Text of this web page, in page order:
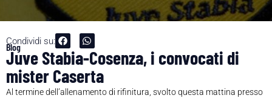
Condividi su:
Blog
Juve Stabia-Cosenza, i convocati di
mister Caserta
Al termine dell’allenamento di rifinitura, svolto questa mattina presso